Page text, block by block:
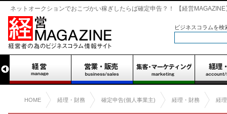
ネットオークションでおこづかい稼ぎしたらば確定申告？！ 【経営MAGAZINE
ビジネスコラムを検
HOME 経理・財務 確定申告(個人事業主) 経理・財務 経